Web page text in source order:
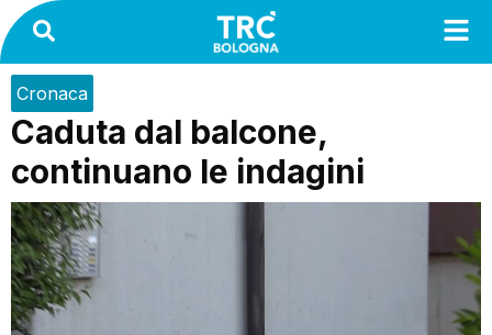
Cronaca
Caduta dal balcone,
continuano le indagini